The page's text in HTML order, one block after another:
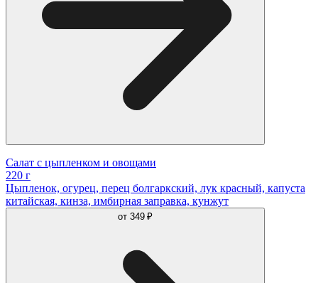
Салат с цыпленком и овощами
220 г
Цыпленок, огурец, перец болгаркский, лук красный, капуста
китайская, кинза, имбирная заправка, кунжут
от 349 ₽